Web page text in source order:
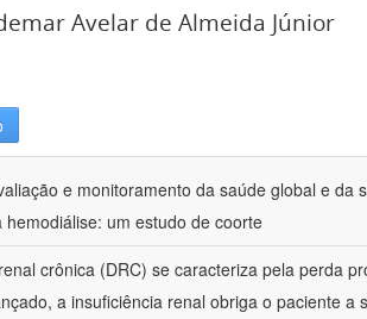
Avelar de Almeida Júnior
e monitoramento da saúde global e da
um estudo de coorte
crônica (DRC) se caracteriza pela perda
a insuficiência renal obriga o paciente a